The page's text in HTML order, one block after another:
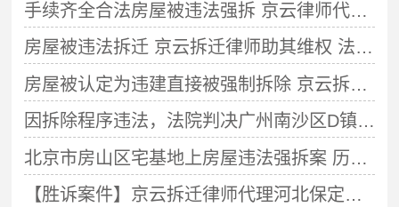
手续齐全合法房屋被违法强拆 京云律师代理助当事人诉讼确认拆迁违法
房屋被违法拆迁 京云拆迁律师助其维权 法院判定拆迁行为违法
房屋被认定为违建直接被强制拆除 京云拆迁律师代理胜诉
因拆除程序违法，法院判决广州南沙区D镇政府强拆违章建筑违法！
北京市房山区宅基地上房屋违法强拆案 历经十年漫漫维权 终获胜诉判决
【胜诉案件】京云拆迁律师代理河北保定房屋被拆迁案件胜诉判定政府拆迁违法